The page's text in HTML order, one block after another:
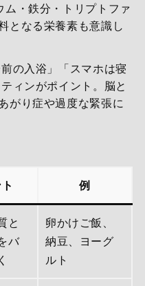
・鉄分・トリプトファ
となる栄養素も意識し
の入浴」「スマホは寝
ィンがポイント。脳と
がり症や過度な緊張に
例
と
バ
卵かけご飯、
納豆、ヨーグ
ルト